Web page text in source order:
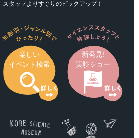
スタッフよりすぐりのピックアップ！
楽しい
イベント検索
新発見!
実験ショー